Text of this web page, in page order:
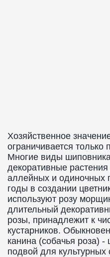
Хозяйственное
ограничивается
Многие виды
декоративные
аллейных и одиночных
годы в создании
используют розу
длительный
розы, принадлежит к
кустарников.
канина (собачья роза)
подвой для культурных